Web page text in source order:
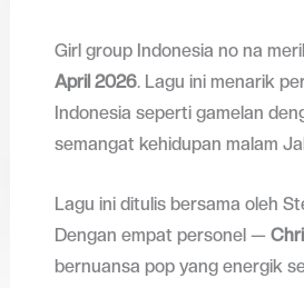
Girl group Indonesia no na
April 2026. Lagu ini menarik
Indonesia seperti gamelan
semangat kehidupan malam
Lagu ini ditulis bersama oleh
Dengan empat personel —
bernuansa pop yang energik